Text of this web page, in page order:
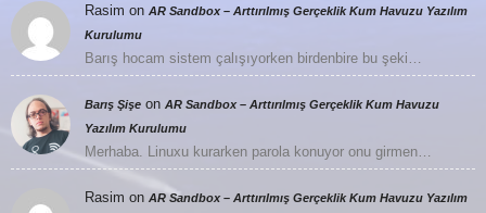
Rasim on AR Sandbox – Arttırılmış Gerçeklik Kum Havuzu Yazılım
Kurulumu
Barış hocam sistem çalışıyorken birdenbire bu şeki…
Barış Şişe on AR Sandbox – Arttırılmış Gerçeklik Kum Havuzu
Yazılım Kurulumu
Merhaba. Linuxu kurarken parola konuyor onu girmen…
Rasim on AR Sandbox – Arttırılmış Gerçeklik Kum Havuzu Yazılım